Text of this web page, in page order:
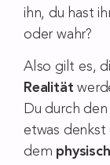
ihn, du hast
oder wahr?
Also gilt es,
Realität
Du durch
etwas
dem